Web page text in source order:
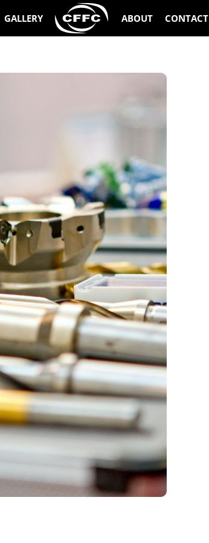
GALLERY ABOUT CONTACT